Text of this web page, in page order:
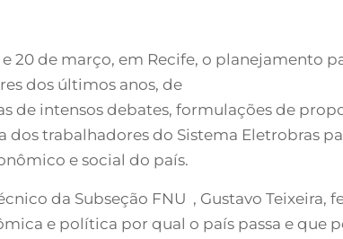
20 de março, em Recife, o planejamento
dos últimos anos, de
de intensos debates, formulações de
trabalhadores do Sistema Eletrobras
e social do país.
da Subseção FNU , Gustavo Teixeira,
e política por qual o país passa e que